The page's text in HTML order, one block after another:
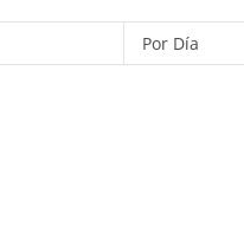
Por Día